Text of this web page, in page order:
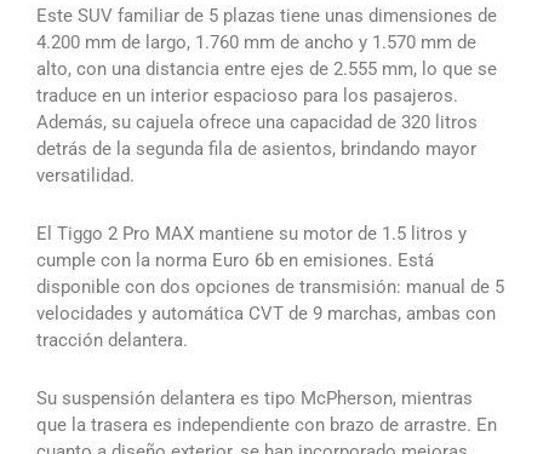
Este SUV familiar de 5 plazas tiene unas dimensiones de
4.200 mm de largo, 1.760 mm de ancho y 1.570 mm de
alto, con una distancia entre ejes de 2.555 mm, lo que se
traduce en un interior espacioso para los pasajeros.
Además, su cajuela ofrece una capacidad de 320 litros
detrás de la segunda fila de asientos, brindando mayor
versatilidad.
El Tiggo 2 Pro MAX mantiene su motor de 1.5 litros y
cumple con la norma Euro 6b en emisiones. Está
disponible con dos opciones de transmisión: manual de 5
velocidades y automática CVT de 9 marchas, ambas con
tracción delantera.
Su suspensión delantera es tipo McPherson, mientras
que la trasera es independiente con brazo de arrastre. En